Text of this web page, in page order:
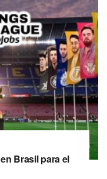
Brasil para el